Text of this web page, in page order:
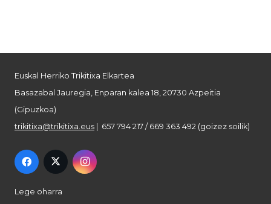
Euskal Herriko Trikitixa Elkartea
Basazabal Jauregia, Enparan kalea 18, 20730 Azpeitia
(Gipuzkoa)
trikitixa@trikitixa.eus | 657 794 217 / 669 363 492 (goizez soilik)
Lege oharra